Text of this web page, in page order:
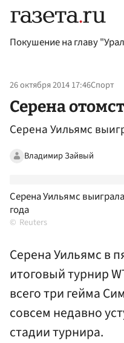
Покушение на главу
26 октября 2014 17:46Спорт
Серена
Серена Уильямс
Владимир Зайвый
Серена Уильямс
года
Reuters
Серена Уильямс в
итоговый турнир
всего три гейма
совсем недавно
стадии турнира.